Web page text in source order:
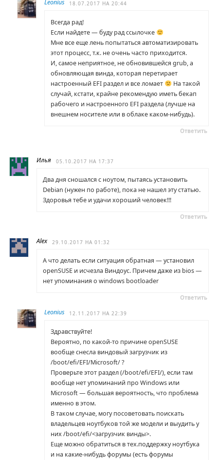
Leonius 18.07.2017 НА 20:44
Всегда рад!
Если найдете — буду рад ссылочке
Мне все еще лень попытаться автоматизировать
этот процесс, т.к. не очень часто приходится.
И, самое неприятное, не обновившейся grub, а
обновляющая винда, которая перетирает
настроенный EFI раздел и все ломает
На такой
случай, кстати, крайне рекомендую иметь бекап
рабочего и настроенного EFI раздела (лучше на
внешнем носителе или в облаке каком-нибудь).
Ответить
Илья 05.10.2017 НА 17:37
Два дня сношался с ноутом, пытаясь установить
Debian (нужен по работе), пока не нашел эту статью.
Здоровья тебе и удачи хороший человек!!!
Ответить
Alex 29.10.2017 НА 01:32
А что делать если ситуация обратная — установил
openSUSE и исчезла Виндоус. Причем даже из bios —
нет упоминания о windows bootloader
Ответить
Leonius 12.11.2017 НА 22:39
Здравствуйте!
Вероятно, по какой-то причине openSUSE
вообще снесла виндовый загрузчик из
/boot/efi/EFI/Microsoft/ ?
Проверьте этот раздел (/boot/efi/EFI/), если там
вообще нет упоминаний про Windows или
Microsoft — большая вероятность, что проблема
именно в этом.
В таком случае, могу посоветовать поискать
владельцев ноутбуков той же модели и выудить у
них /boot/efi/<загрузчик винды>.
Еще можно обратиться в тех.поддержку ноутбука
и на какие-нибудь форумы (есть форумы